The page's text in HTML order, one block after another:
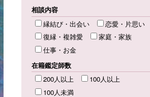
相談内容
縁結び・出会い
恋愛・片思い
復縁・複雑愛
家庭・家族
仕事・お金
在籍鑑定師数
200人以上
100人以上
100人未満